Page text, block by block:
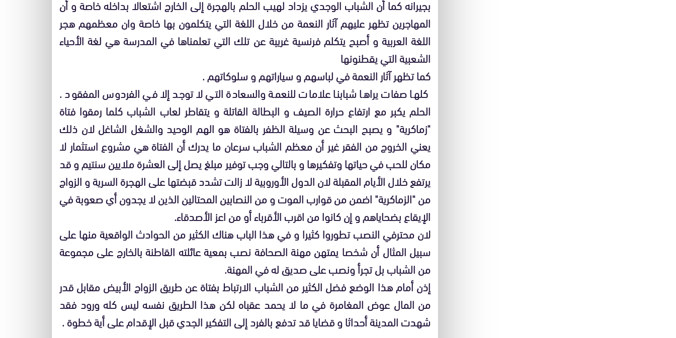
بجيرانه كما أن الشباب الوجدي يزداد لهيب الحلم بالهجرة إلى الخارج اشتعالا بداخله خاصة و أن
المهاجرين تظهر عليهم آثار النعمة من خلال اللغة التي يتكلمون بها خاصة وان معظمهم هجر
اللغة العربية و أصبح يتكلم فرنسية غريبة عن تلك التي تعلمناها في المدرسة هي لغة الأحياء
الشعبية التي يقطنونها
كما تظهر آثار النعمة في لباسهم و سياراتهم و سلوكاتهم .
كلها صفات يراها شبابنا علامات للنعمة والسعادة التي لا توجد إلا في الفردوس المفقود .
الحلم يكبر مع ارتفاع حرارة الصيف و البطالة القاتلة و يتقاطر لعاب الشباب كلما رمقوا فتاة
"زماكرية" و يصبح البحث عن وسيلة الظفر بالفتاة هو الهم الوحيد والشغل الشاغل لان ذلك
يعني الخروج من الفقر غير أن معظم الشباب سرعان ما يدرك أن الفتاة هي مشروع استثمار لا
مكان للحب في حياتها وتفكيرها و بالتالي وجب توفير مبلغ يصل إلى العشرة ملايين سنتيم و قد
يرتفع خلال الأيام المقبلة لان الدول الأوروبية لا زالت تشدد قبضتها على الهجرة السرية و الزواج
من "الزماكرية" اضمن من قوارب الموت و من النصابين المحتالين الذين لا يجدون أي صعوبة في
الإيقاع بضحاياهم و إن كانوا من اقرب الأقرباء أو من اعز الأصدقاء.
لان محترفي النصب تطوروا كثيرا و في هذا الباب هناك الكثير من الحوادث الواقعية منها على
سبيل المثال أن شخصا يمتهن مهنة الصحافة نصب بمعية عائلته القاطنة بالخارج على مجموعة
من الشباب بل تجرأ ونصب على صديق له في المهنة.
إذن أمام هذا الوضع فضل الكثير من الشباب الارتباط بفتاة عن طريق الزواج الأبيض مقابل قدر
من المال عوض المغامرة في ما لا يحمد عقباه لكن هذا الطريق نفسه ليس كله ورود فقد
شهدت المدينة أحداثا و قضايا قد تدفع بالفرد إلى التفكير الجدي قبل الإقدام على أية خطوة .